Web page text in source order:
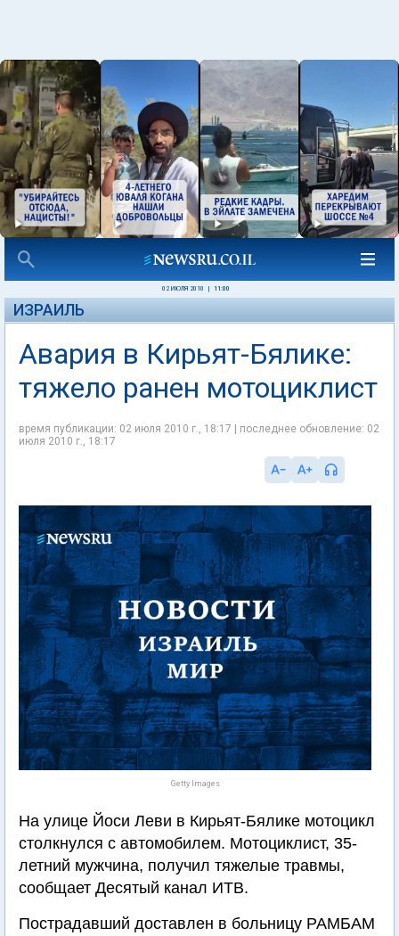
02 ИЮЛЯ 2010 11:00
ИЗРАИЛЬ
Авария в Кирьят-Бялике:
тяжело ранен мотоциклист
время публикации: 02 июля 2010 г., 18:17 | последнее обновление: 02
июля 2010 г., 18:17
Getty Images
На улице Йоси Леви в Кирьят-Бялике мотоцикл
столкнулся с автомобилем. Мотоциклист, 35-
летний мужчина, получил тяжелые травмы,
сообщает Десятый канал ИТВ.
Пострадавший доставлен в больницу РАМБАМ